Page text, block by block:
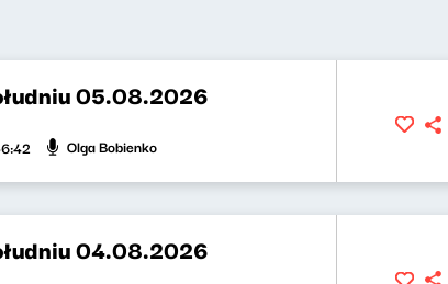
05.08.2026
Olga Bobienko
04.08.2026